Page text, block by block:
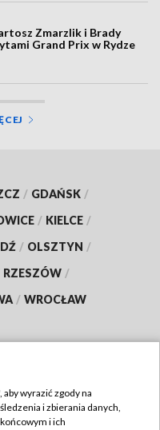
Zmarzlik i Brady
Grand Prix w Rydze
/ GDAŃSK /
/ KIELCE /
/ OLSZTYN /
RZESZÓW /
/ WROCŁAW
wyrazić zgody na
i zbierania danych,
i ich